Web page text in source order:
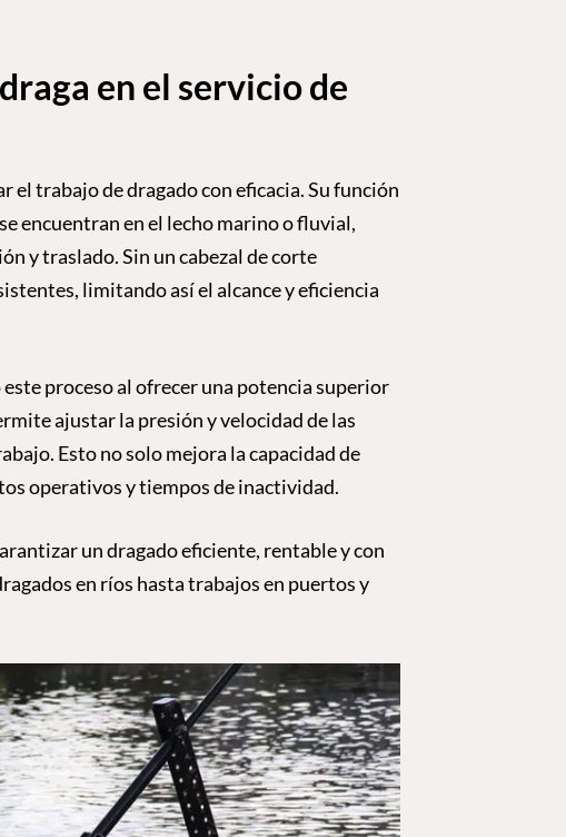
en el servicio de
trabajo de dragado con eficacia. Su función
encuentran en el lecho marino o fluvial,
y traslado. Sin un cabezal de corte
limitando así el alcance y eficiencia
proceso al ofrecer una potencia superior
ajustar la presión y velocidad de las
Esto no solo mejora la capacidad de
operativos y tiempos de inactividad.
un dragado eficiente, rentable y con
en ríos hasta trabajos en puertos y